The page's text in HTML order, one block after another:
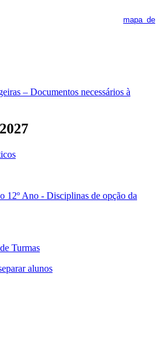
mapa de
– Documentos necessários à
12º Ano - Disciplinas de opção da
Turmas
alunos